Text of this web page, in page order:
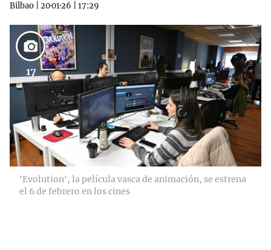
Bilbao 20·01·26 17:29
17
'Evolution', la película vasca de animación, se estrena
el 6 de febrero en los cines